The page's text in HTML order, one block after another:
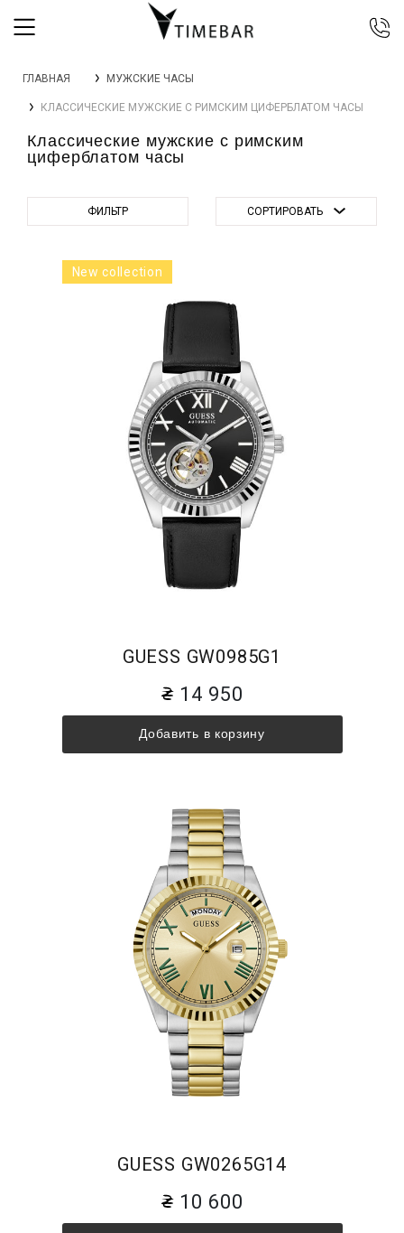
044 392 44 45
067 344 14 44 (viber)
0 800 305 805
Бесплатно по Украине
ГЛАВНАЯ МУЖСКИЕ ЧАСЫ
КЛАССИЧЕСКИЕ МУЖСКИЕ С РИМСКИМ ЦИФЕРБЛАТОМ ЧАСЫ
Классические мужские с римским
циферблатом часы
ФИЛЬТР СОРТИРОВАТЬ
GUESS GW0985G1
14 950
Добавить в корзину
New collection
GUESS GW0265G14
10 600